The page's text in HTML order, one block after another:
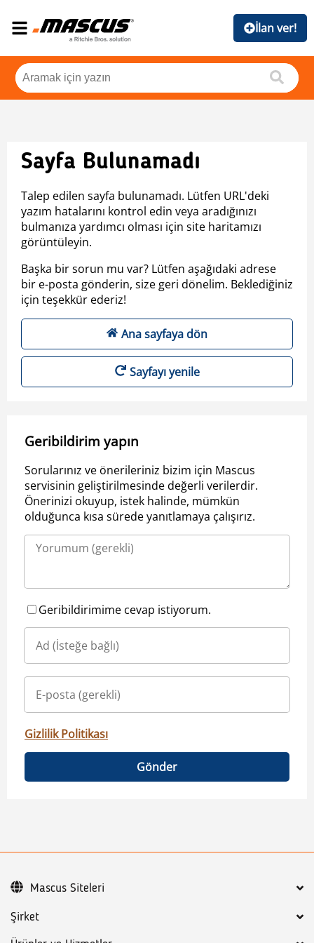
İlan ver!
Sayfa Bulunamadı
Talep edilen sayfa bulunamadı. Lütfen URL'deki
yazım hatalarını kontrol edin veya aradığınızı
bulmanıza yardımcı olması için site haritamızı
görüntüleyin.
Başka bir sorun mu var? Lütfen aşağıdaki adrese
bir e-posta gönderin, size geri dönelim. Beklediğiniz
için teşekkür ederiz!
Ana sayfaya dön
Sayfayı yenile
Geribildirim yapın
Sorularınız ve önerileriniz bizim için Mascus
servisinin geliştirilmesinde değerli verilerdir.
Önerinizi okuyup, istek halinde, mümkün
olduğunca kısa sürede yanıtlamaya çalışırız.
Geribildirimime cevap istiyorum.
Gizlilik Politikası
Gönder
Şirket
Mascus Siteleri